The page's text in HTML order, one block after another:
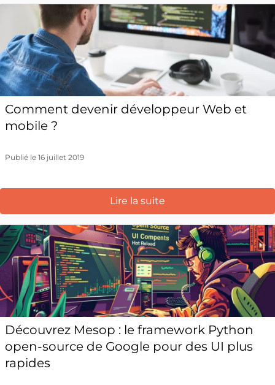
Comment devenir développeur Web et
mobile ?
Publié le 16 juillet 2019
Lire la suite
Découvrez Mesop : le framework Python
open-source de Google pour des UI plus
rapides